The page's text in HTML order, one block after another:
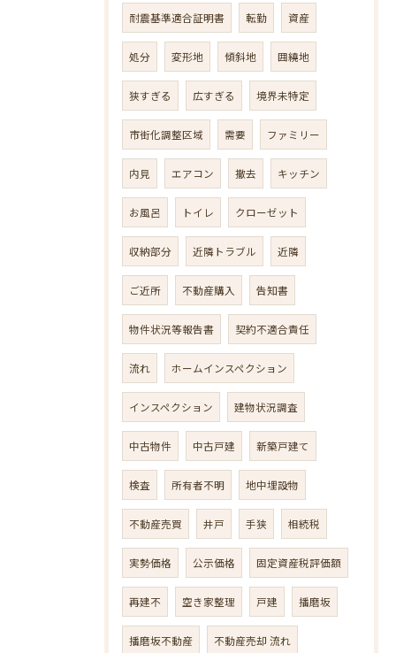
耐震基準適合証明書 転勤 資産
処分 変形地 傾斜地 囲繞地
狭すぎる 広すぎる 境界未特定
市街化調整区域 需要 ファミリー
内見 エアコン 撤去 キッチン
お風呂 トイレ クローゼット
収納部分 近隣トラブル 近隣
ご近所 不動産購入 告知書
物件状況等報告書 契約不適合責任
流れ ホームインスペクション
インスペクション 建物状況調査
中古物件 中古戸建 新築戸建て
検査 所有者不明 地中埋設物
不動産売買 井戸 手狭 相続税
実勢価格 公示価格 固定資産税評価額
再建不 空き家整理 戸建 播磨坂
播磨坂不動産 不動産売却 流れ